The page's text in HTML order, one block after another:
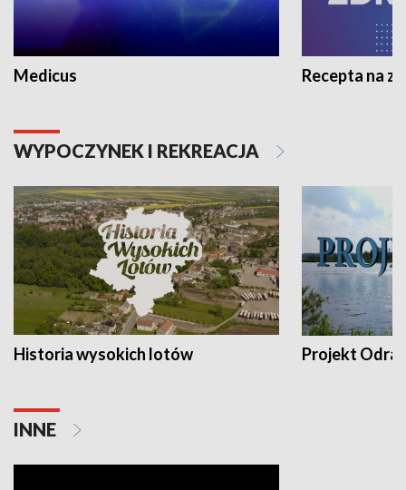
Medicus Recepta na
WYPOCZYNEK I REKREACJA
Historia wysokich lotów Projekt Odra
INNE